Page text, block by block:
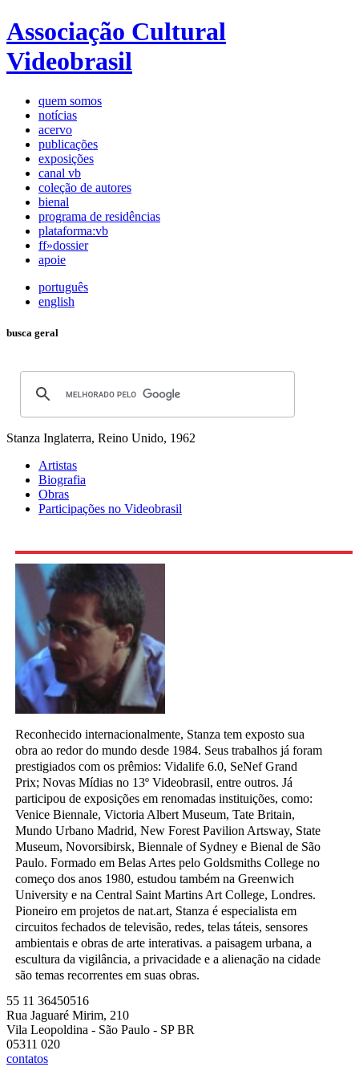
Associação Cultural
Videobrasil
quem somos
notícias
acervo
publicações
exposições
canal vb
coleção de autores
bienal
programa de residências
plataforma:vb
ff»dossier
apoie
português
english
busca geral
Stanza Inglaterra, Reino Unido, 1962
Artistas
Biografia
Obras
Participações no Videobrasil
Reconhecido internacionalmente, Stanza tem exposto sua
obra ao redor do mundo desde 1984. Seus trabalhos já foram
prestigiados com os prêmios: Vidalife 6.0, SeNef Grand
Prix; Novas Mídias no 13º Videobrasil, entre outros. Já
participou de exposições em renomadas instituições, como:
Venice Biennale, Victoria Albert Museum, Tate Britain,
Mundo Urbano Madrid, New Forest Pavilion Artsway, State
Museum, Novorsibirsk, Biennale of Sydney e Bienal de São
Paulo. Formado em Belas Artes pelo Goldsmiths College no
começo dos anos 1980, estudou também na Greenwich
University e na Central Saint Martins Art College, Londres.
Pioneiro em projetos de nat.art, Stanza é especialista em
circuitos fechados de televisão, redes, telas táteis, sensores
ambientais e obras de arte interativas. a paisagem urbana, a
escultura da vigilância, a privacidade e a alienação na cidade
são temas recorrentes em suas obras.
55 11 36450516
Rua Jaguaré Mirim, 210
Vila Leopoldina - São Paulo - SP BR
05311 020
contatos